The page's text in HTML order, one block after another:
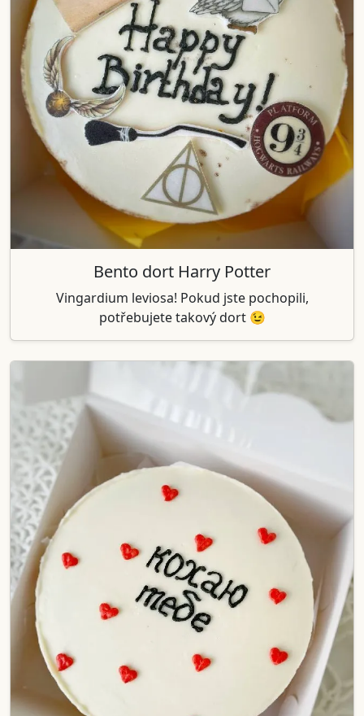
Bento dort Harry Potter
Vingardium leviosa! Pokud jste pochopili,
potřebujete takový dort 😉